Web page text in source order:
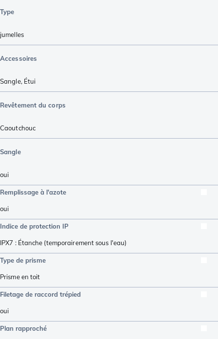
Type
jumelles
Accessoires
Sangle, Étui
Revêtement du corps
Caoutchouc
Sangle
oui
Remplissage à l'azote
oui
Indice de protection IP
IPX7 : Étanche (temporairement sous l'eau)
Type de prisme
Prisme en toit
Filetage de raccord trépied
oui
Plan rapproché